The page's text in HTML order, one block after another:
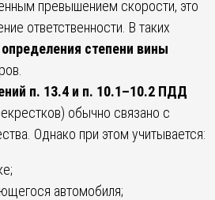
превышением скорости, это
ответственности. В таких
степени вины
п. 13.4 и п. 10.1–10.2 ПДД
обычно связано с
Однако при этом учитывается:
автомобиля;